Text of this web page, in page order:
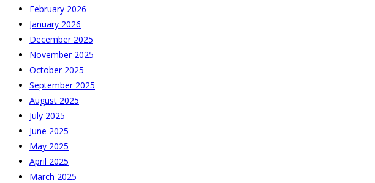
February 2026
January 2026
December 2025
November 2025
October 2025
September 2025
August 2025
July 2025
June 2025
May 2025
April 2025
March 2025